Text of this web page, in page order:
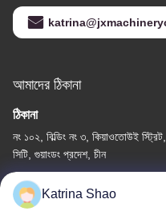
আমাদের ঠিকানা
ঠিকানা
নং ১০২, বিল্ডিং নং ৩, কিয়াওতোউই
সিটি, গুয়াংডং প্রদেশ, চীন
টেলিফোন
86--15913188664
Katrina Shao